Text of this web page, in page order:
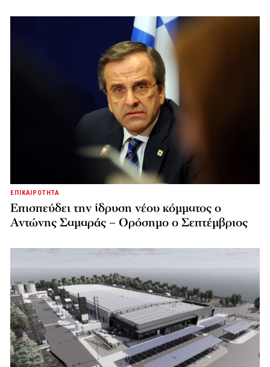
ΕΠΙΚΑΙΡΟΤΗΤΑ
Επισπεύδει την ίδρυση νέου κόμματος o
Αντώνης Σαμαράς – Ορόσημο ο Σεπτέμβριος